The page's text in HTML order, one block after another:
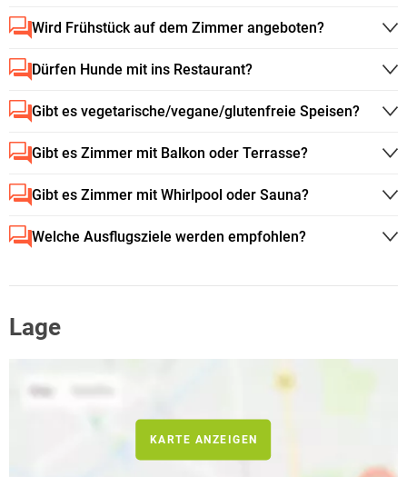
Wird Frühstück auf dem Zimmer angeboten?
Dürfen Hunde mit ins Restaurant?
Gibt es vegetarische/vegane/glutenfreie Speisen?
Gibt es Zimmer mit Balkon oder Terrasse?
Gibt es Zimmer mit Whirlpool oder Sauna?
Welche Ausflugsziele werden empfohlen?
Lage
KARTE ANZEIGEN